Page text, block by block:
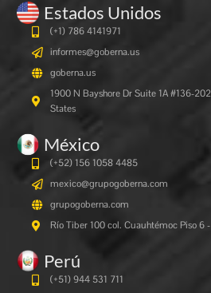
Estados Unidos
(+1) 786 4141971
informes@goberna.us
goberna.us
1900 N Bayshore Dr Suite 1A #136-
States
México
(+52) 156 1058 4485
mexico@grupogoberna.com
grupogoberna.com
Río Tiber 100 col. Cuauhtémoc Piso 6
Perú
(+51) 944 531 711